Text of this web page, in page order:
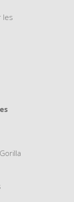
les